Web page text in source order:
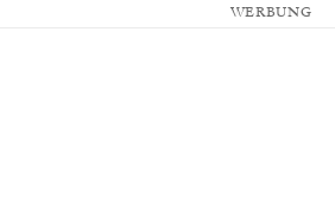
WERBUNG